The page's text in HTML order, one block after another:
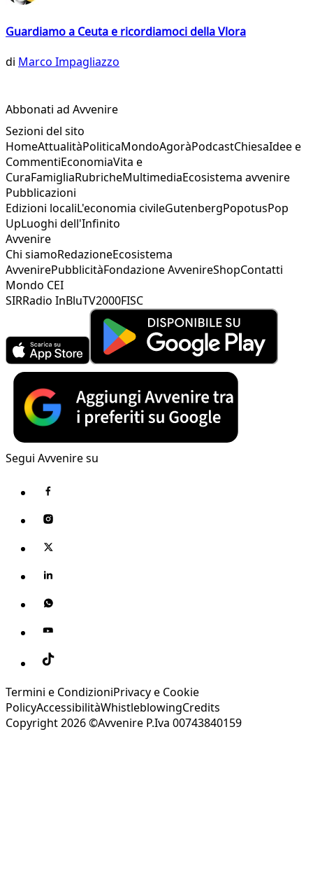
Guardiamo a Ceuta e ricordiamoci della Vlora
di Marco Impagliazzo
Abbonati ad Avvenire
Sezioni del sito
HomeAttualitàPoliticaMondoAgoràPodcastChiesaIdee e
CommentiEconomiaVita e
CuraFamigliaRubricheMultimediaEcosistema avvenire
Pubblicazioni
Edizioni localiL'economia civileGutenbergPopotusPop
UpLuoghi dell'Infinito
Avvenire
Chi siamoRedazioneEcosistema
AvvenirePubblicitàFondazione AvvenireShopContatti
Mondo CEI
SIRRadio InBluTV2000FISC
Segui Avvenire su
Termini e CondizioniPrivacy e Cookie
PolicyAccessibilitàWhistleblowingCredits
Copyright 2026 ©Avvenire P.Iva 00743840159